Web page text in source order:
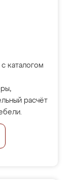
каталогом
расчёт